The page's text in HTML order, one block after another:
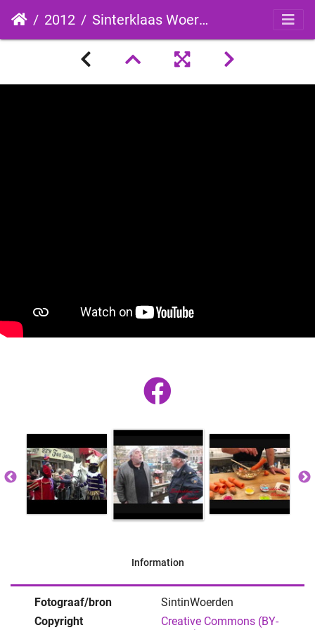
2012 Sinterklaas Woerden 2012 item 2: De aangespoelde krat?!
Information
Fotograaf/bron
SintinWoerden
Copyright
Creative Commons (BY-